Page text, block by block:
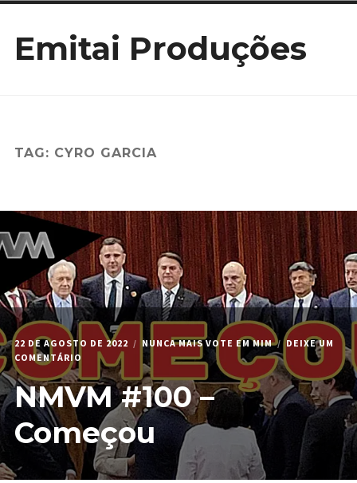
paraEmitai Produções
TAG: CYRO GARCIA
22 DE AGOSTO DE 2022 NUNCA MAIS VOTE EM MIM
DEIXE UM
COMENTÁRIO
NMVM
#100
–
COMEÇOU
NMVM #100 –
Começou